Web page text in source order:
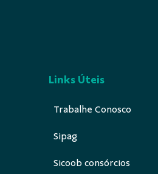
Links Úteis
Trabalhe Conosco
Sipag
Sicoob consórcios